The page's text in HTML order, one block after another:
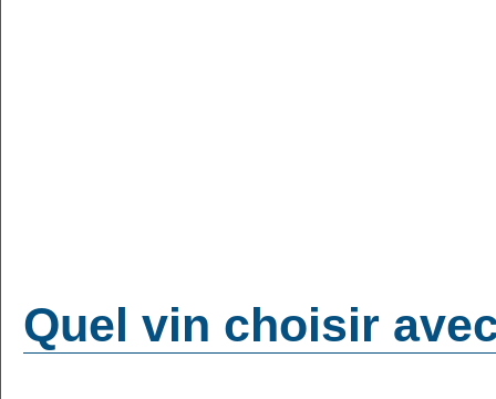
Quel vin choisir